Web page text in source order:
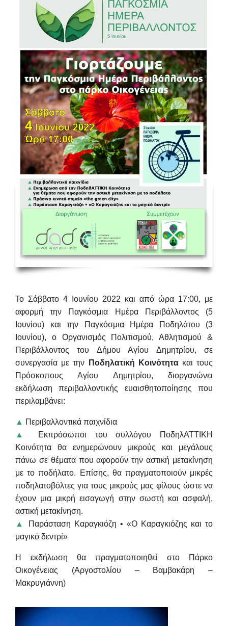
Το Σάββατο 4 Ιουνίου 2022 και από ώρα 17:00, με
αφορμή την Παγκόσμια Ημέρα Περιβάλλοντος (5
Ιουνίου) και την
Παγκόσμια Ημέρα Ποδηλάτου (3
Ιουνίου), ο Οργανισμός Πολιτισμού, Αθλητισμού &
Περιβάλλοντος του Δήμου Αγίου Δημητρίου, σε
συνεργασία με την Ποδηλατική Κοινότητακαι τους
Πρόσκοπους Αγίου Δημητρίου, διοργανώνει
εκδήλωση περιβαλλοντικής ευαισθητοποίησης που
περιλαμβάνει:
▲ Περιβαλλοντικά παιχνίδια
▲
Εκπρόσωποι του συλλόγου ΠοδηλΑΤΤΙΚΗ
Κοινότητα θα ενημερώνουν μικρούς και μεγάλους
πάνω σε θέματα που αφορούν την αστική μετακίνηση
με το ποδήλατο. Επίσης, θα πραγματοποιούν μικρές
ποδηλατοβόλτες για τους μικρούς μας φίλους ώστε να
έχουν μια μικρή εισαγωγή στην σωστή και ασφαλή,
αστική μετακίνηση.
▲
Παράσταση Καραγκιόζη • «Ο Καραγκιόζης και το
μαγικό δεντρί»
Η εκδήλωση θα πραγματοποιηθεί στο Πάρκο
Οικογένειας (Αργοστολίου – Βαμβακάρη –
Μακρυγιάννη)